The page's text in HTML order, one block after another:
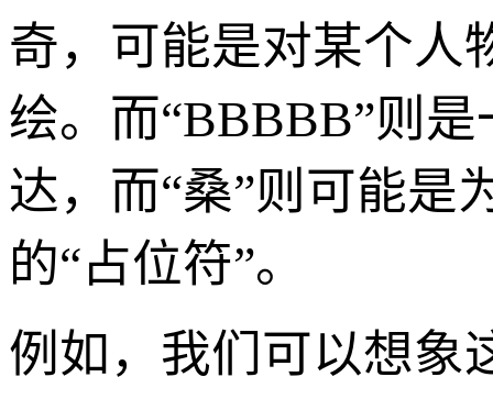
奇，可能是对某个人
绘。而“BBBBB”则
达，而“桑”则可能是
的“占位符”。
例如，我们可以想象